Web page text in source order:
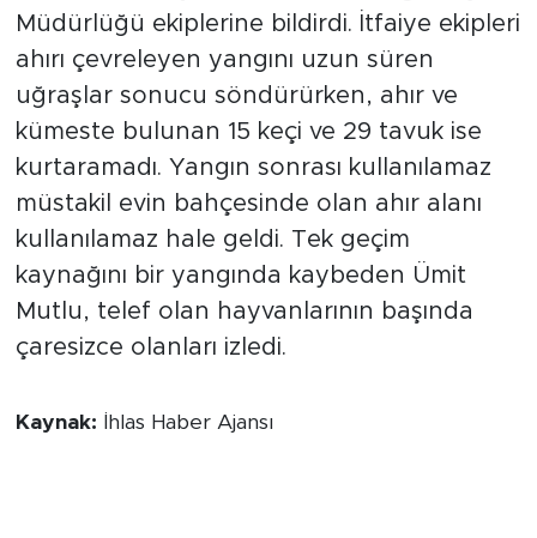
Müdürlüğü ekiplerine bildirdi. İtfaiye ekipleri
ahırı çevreleyen yangını uzun süren
uğraşlar sonucu söndürürken, ahır ve
kümeste bulunan 15 keçi ve 29 tavuk ise
kurtaramadı. Yangın sonrası kullanılamaz
müstakil evin bahçesinde olan ahır alanı
kullanılamaz hale geldi. Tek geçim
kaynağını bir yangında kaybeden Ümit
Mutlu, telef olan hayvanlarının başında
çaresizce olanları izledi.
Kaynak: İhlas Haber Ajansı